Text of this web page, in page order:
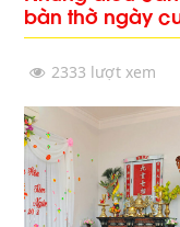
bàn thờ ngày
2333 lượt xem